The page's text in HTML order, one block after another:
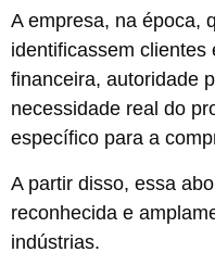
A empresa, na época,
identificassem
financeira, autoridade
necessidade real do
específico para a
A partir disso, essa
reconhecida e
indústrias.